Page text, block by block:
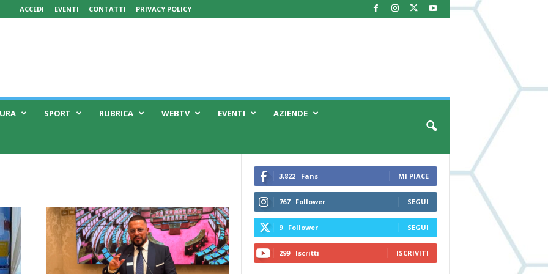
ACCEDI EVENTI CONTATTI PRIVACY POLICY
SPORT RUBRICA WEBTV EVENTI AZIENDE
3,822 Fans MI PIACE
767 Follower SEGUI
9 Follower SEGUI
299 Iscritti ISCRIVITI